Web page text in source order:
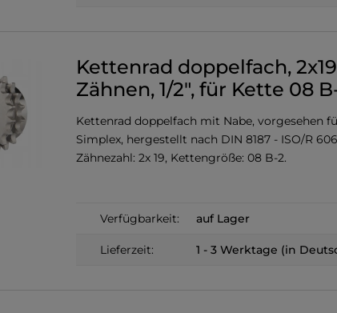
Kettenrad doppelfach, 2x19
Zähnen, 1/2", für Kette 08
Kettenrad doppelfach mit Nabe, vorgesehen
Simplex, hergestellt nach DIN 8187 - ISO/R
Zähnezahl: 2x 19, Kettengröße: 08 B-2.
Verfügbarkeit: auf Lager
Lieferzeit: 1 - 3 Werktage (in